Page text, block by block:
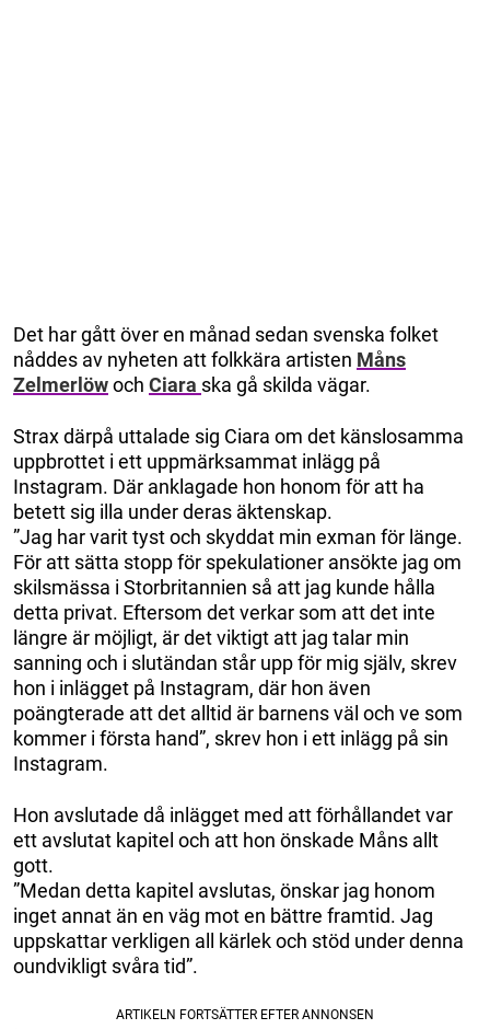
Det har gått över en månad sedan svenska folket
nåddes av nyheten att folkkära artisten Måns
Zelmerlöwoch Ciara ska gå skilda vägar.
Strax därpå uttalade sig Ciara om det känslosamma
uppbrottet i ett uppmärksammat inlägg på
Instagram. Där anklagade hon honom för att ha
betett sig illa under deras äktenskap.
”Jag har varit tyst och skyddat min exman för länge.
För att sätta stopp för spekulationer ansökte jag om
skilsmässa i Storbritannien så att jag kunde hålla
detta privat. Eftersom det verkar som att det inte
längre är möjligt, är det viktigt att jag talar min
sanning och i slutändan står upp för mig själv, skrev
hon i inlägget på Instagram, där hon även
poängterade att det alltid är barnens väl och ve som
kommer i första hand”, skrev hon i ett inlägg på sin
Instagram.
Hon avslutade då inlägget med att förhållandet var
ett avslutat kapitel och att hon önskade Måns allt
gott.
”Medan detta kapitel avslutas, önskar jag honom
inget annat än en väg mot en bättre framtid. Jag
uppskattar verkligen all kärlek och stöd under denna
oundvikligt svåra tid”.